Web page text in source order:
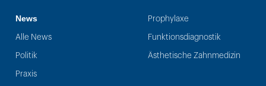
News
Alle News
Politik
Praxis
Prophylaxe
Funktionsdiagnostik
Ästhetische Zahnmedizin